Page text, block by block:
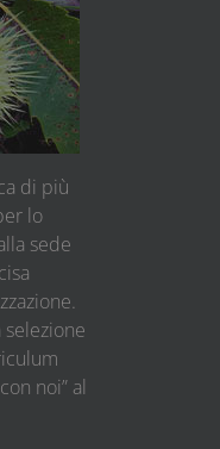
di più
lo
sede
noi” al